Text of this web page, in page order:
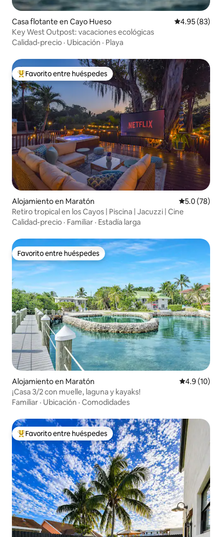
Casa flotante en Cayo Hueso Calificación
4.95 (83)
Key West Outpost: vacaciones ecológicas
Calidad-precio · Ubicación · Playa
Favorito entre huéspedes preferido
Favorito entre huéspedes
Alojamiento en Maratón Calificación
5.0 (78)
Retiro tropical en los Cayos | Piscina | Jacuzzi | Cine
Calidad-precio · Familiar · Estadía larga
Favorito entre huéspedes
Favorito entre huéspedes
Alojamiento en Maratón Calificación
4.9 (10)
¡Casa 3/2 con muelle, laguna y kayaks!
Familiar · Ubicación · Comodidades
Favorito entre huéspedes preferido
Favorito entre huéspedes